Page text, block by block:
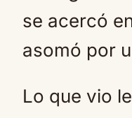
se acercó
asomó por
Lo que vio